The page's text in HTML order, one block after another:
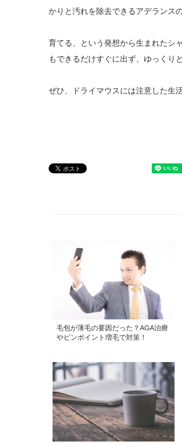
かりと汚れを除去できるアデランス
育てる、という発想から生まれたシ
もできるだけすぐに出ず、ゆっくり
ぜひ、ドライマウスには注意した生
毛包が薄毛の要因だった？AGA治療
やピンポイント増毛で対策！